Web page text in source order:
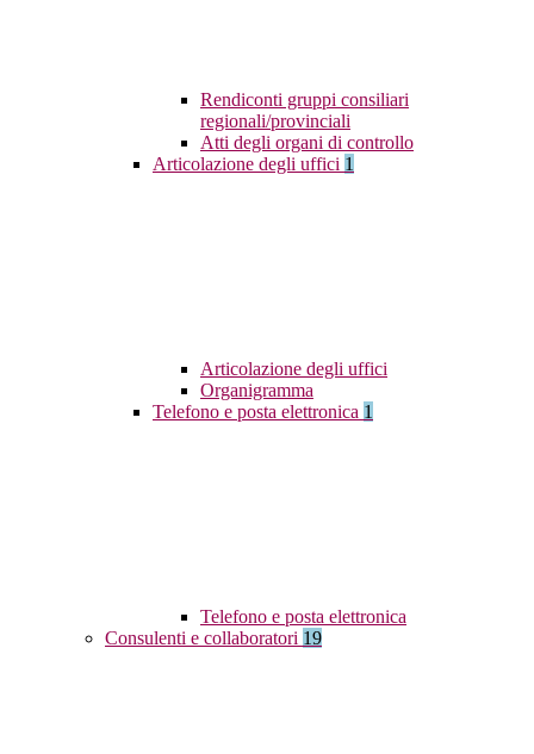
Rendiconti gruppi consiliari
regionali/provinciali
Atti degli organi di controllo
Articolazione degli uffici 1
Articolazione degli uffici
Organigramma
Telefono e posta elettronica 1
Telefono e posta elettronica
Consulenti e collaboratori 19